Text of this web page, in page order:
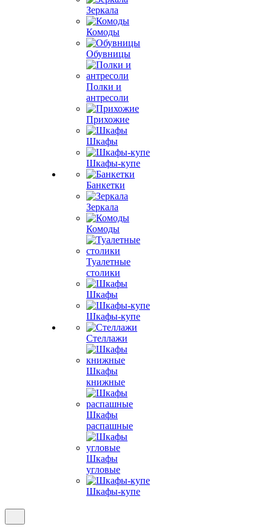
Зеркала
Комоды
Обувницы
Полки и
антресоли
Прихожие
Шкафы
Шкафы-купе
Банкетки
Зеркала
Комоды
Туалетные
столики
Шкафы
Шкафы-купе
Стеллажи
Шкафы
книжные
Шкафы
распашные
Шкафы
угловые
Шкафы-купе